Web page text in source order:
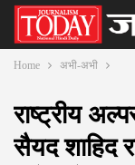
Home अभी-अभी
राष्ट्रीय
सैयद शाहिद